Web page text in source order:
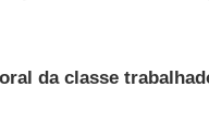
da classe